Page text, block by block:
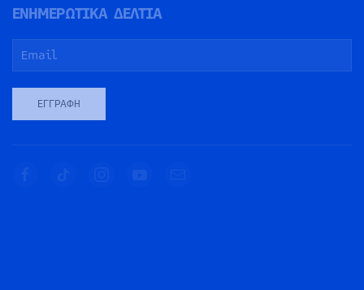
ΕΝΗΜΕΡΩΤΙΚΑ ΔΕΛΤΙΑ
ΕΓΓΡΑΦΉ